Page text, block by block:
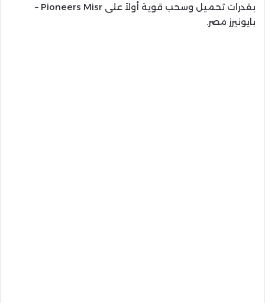
بقدرات تحميل وسحب قوية أولاً على Pioneers Misr –
بايونيرز مصر.